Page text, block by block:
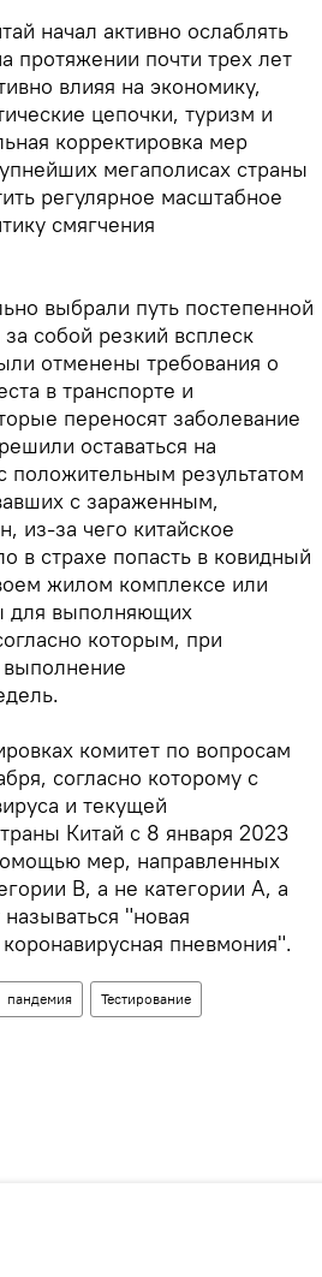
начал активно ослаблять
протяжении почти трех лет
влияя на экономику,
цепочки, туризм и
корректировка мер
мегаполисах страны
регулярное масштабное
смягчения
выбрали путь постепенной
собой резкий всплеск
отменены требования о
в транспорте и
переносят заболевание
оставаться на
положительным результатом
с зараженным,
из-за чего китайское
в страхе попасть в ковидный
жилом комплексе или
для выполняющих
которым, при
комитет по вопросам
согласно которому с
и текущей
Китай с 8 января 2023
мер, направленных
В, а не категории А, а
"новая
пневмония".
пандемия Тестирование